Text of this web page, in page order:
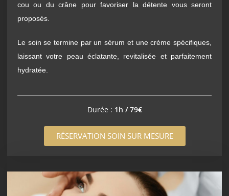
cou ou du crâne pour favoriser la détente vous seront
proposés.
Le soin se termine par un sérum et une crème spécifiques,
laissant votre peau éclatante, revitalisée et parfaitement
hydratée.
Durée : 1h / 79€
RÉSERVATION SOIN SUR MESURE